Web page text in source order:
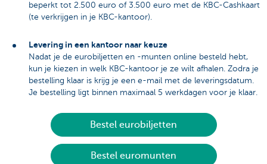
beperkt tot 2.500 euro of 3.500 euro met de KBC-Cashkaart
(te verkrijgen in je KBC-kantoor).
Levering in een kantoor naar keuze
Nadat je de eurobiljetten en -munten online besteld hebt,
kun je kiezen in welk KBC-kantoor je ze wilt afhalen. Zodra je
bestelling klaar is krijg je een e-mail met de leveringsdatum.
Je bestelling ligt binnen maximaal 5 werkdagen voor je klaar.
Bestel eurobiljetten
Bestel euromunten